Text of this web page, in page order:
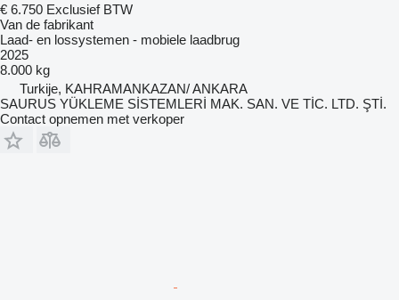
€ 6.750 Exclusief BTW
Van de fabrikant
Laad- en lossystemen - mobiele laadbrug
2025
8.000 kg
Turkije, KAHRAMANKAZAN/ ANKARA
SAURUS YÜKLEME SİSTEMLERİ MAK. SAN. VE TİC. LTD. ŞTİ.
Contact opnemen met verkoper